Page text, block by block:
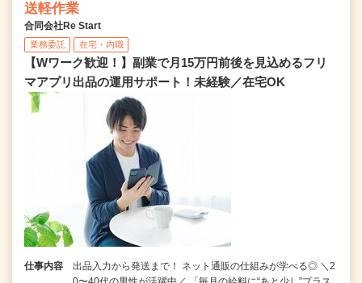
送軽作業
合同会社Re Start
業務委託 在宅・内職
【Wワーク歓迎！】副業で月15万円前後を見込めるフリ
マアプリ出品の運用サポート！未経験／在宅OK
仕事内容
出品入力から発送まで！ ネット通販の仕組みが学べる◎ ＼2